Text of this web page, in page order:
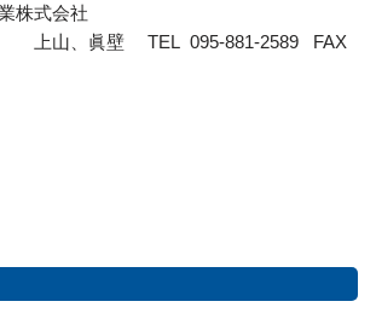
式会社
山、眞壁 TEL 095-881-2589 FAX